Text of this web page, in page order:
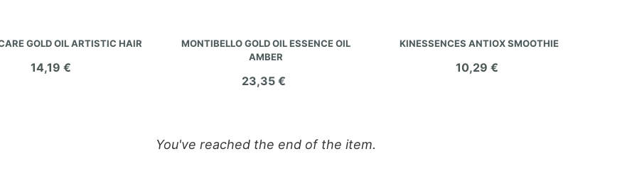
GOLD OIL ARTISTIC HAIR
14,19 €
MONTIBELLO GOLD OIL ESSENCE OIL
AMBER
23,35 €
KINESSENCES ANTIOX SMOOTHIE
10,29 €
You've reached the end of the item.